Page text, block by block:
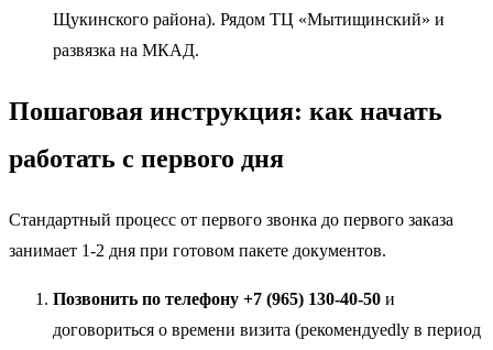
Щукинского района). Рядом ТЦ «Мытищинский» и
развязка на МКАД.
Пошаговая инструкция: как начать
работать с первого дня
Стандартный процесс от первого звонка до первого заказа
занимает 1-2 дня при готовом пакете документов.
Позвонить по телефону +7 (965) 130-40-50 и
договориться о времени визита (рекомендуedly в период